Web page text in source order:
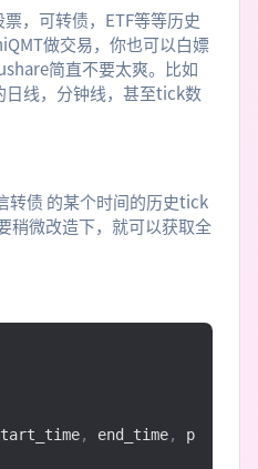
，可转债，ETF等等历史
做交易，你也可以白嫖
简直不要太爽。比如
日线，分钟线，甚至tick数
转债 的某个时间的历史tick
稍微改造下，就可以获取全
, end_time,
p